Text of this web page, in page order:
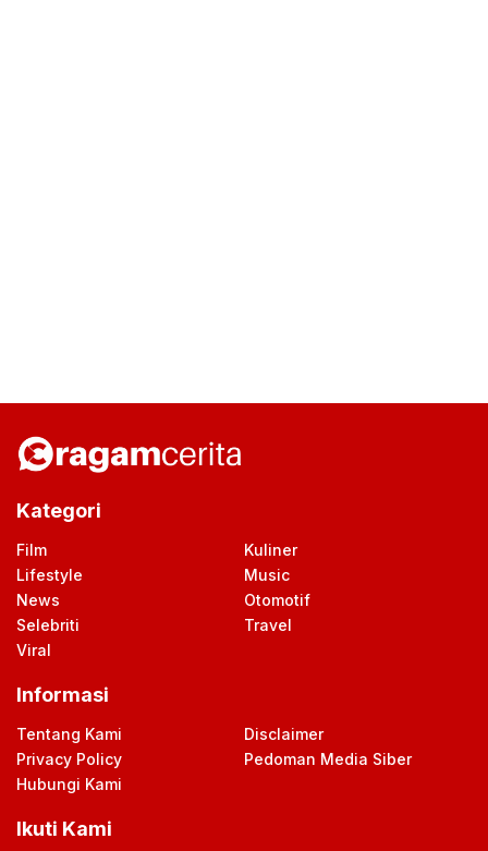
Kategori
Film
Kuliner
Lifestyle
Music
News
Otomotif
Selebriti
Travel
Viral
Informasi
Tentang Kami
Disclaimer
Privacy Policy
Pedoman Media Siber
Hubungi Kami
Ikuti Kami